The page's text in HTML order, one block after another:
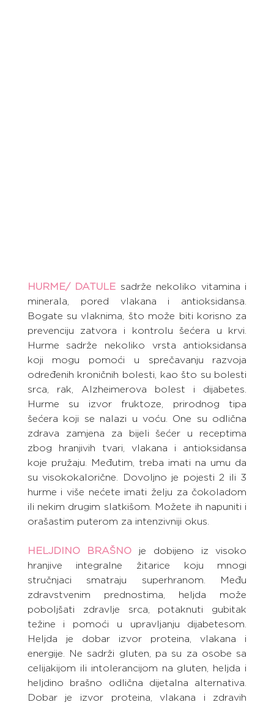
HURME/ DATULE sadrže nekoliko vitamina i
minerala, pored vlakana i antioksidansa.
Bogate su vlaknima, što može biti korisno za
prevenciju zatvora i kontrolu šećera u krvi.
Hurme sadrže nekoliko vrsta antioksidansa
koji mogu pomoći u sprečavanju razvoja
određenih kroničnih bolesti, kao što su bolesti
srca, rak, Alzheimerova bolest i dijabetes.
Hurme su izvor fruktoze, prirodnog tipa
šećera koji se nalazi u voću. One su odlična
zdrava zamjena za bijeli šećer u receptima
zbog hranjivih tvari, vlakana i antioksidansa
koje pružaju. Međutim, treba imati na umu da
su visokokalorične. Dovoljno je pojesti 2 ili 3
hurme i više nećete imati želju za čokoladom
ili nekim drugim slatkišom. Možete ih napuniti i
orašastim puterom za intenzivniji okus.
HELJDINO BRAŠNO je dobijeno iz visoko
hranjive integralne žitarice koju mnogi
stručnjaci smatraju superhranom. Među
zdravstvenim prednostima, heljda može
poboljšati zdravlje srca, potaknuti gubitak
težine i pomoći u upravljanju dijabetesom.
Heljda je dobar izvor proteina, vlakana i
energije. Ne sadrži gluten, pa su za osobe sa
celijakijom ili intolerancijom na gluten, heljda i
heljdino brašno odlična dijetalna alternativa.
Dobar je izvor proteina, vlakana i zdravih